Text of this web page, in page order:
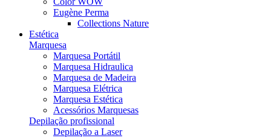
Eugène Perma
Collections Nature
Estética
Marquesa
Marquesa Portátil
Marquesa Hidraulica
Marquesa de Madeira
Marquesa Elétrica
Marquesa Estética
Acessórios Marquesas
Depilação profissional
Depilação a Laser